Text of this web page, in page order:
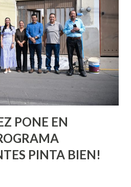
hay algo nuevo que
que conocer. Si eres una
sexuales, tal vez
y no puedas esperar para
cualquier persona con
es mejor cuando ambas partes
PONE EN
PINTA BIEN!